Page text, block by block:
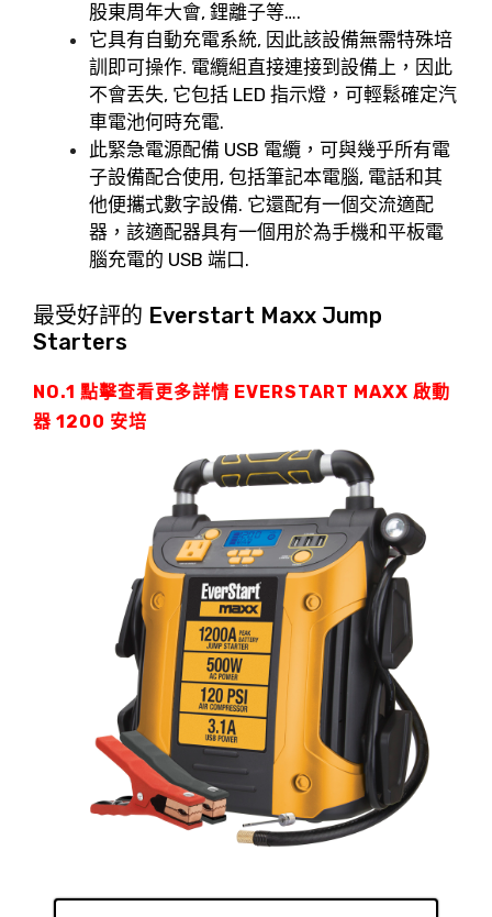
股東周年大會, 鋰離子等….
它具有自動充電系統, 因此該設備無需特殊培
訓即可操作. 電纜組直接連接到設備上，因此
不會丟失, 它包括 LED 指示燈，可輕鬆確定汽
車電池何時充電.
此緊急電源配備 USB 電纜，可與幾乎所有電
子設備配合使用, 包括筆記本電腦, 電話和其
他便攜式數字設備. 它還配有一個交流適配
器，該適配器具有一個用於為手機和平板電
腦充電的 USB 端口.
最受好評的 Everstart Maxx Jump
Starters
NO.1 點擊查看更多詳情 EVERSTART MAXX 啟動
器 1200 安培